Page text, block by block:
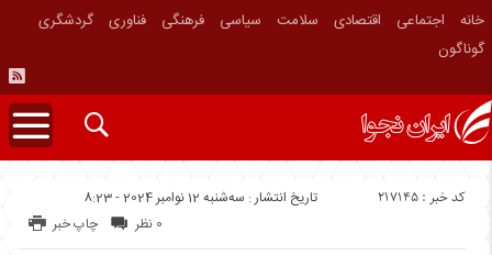
خانه اجتماعی اقتصادی سلامت سیاسی فرهنگی فناوری
گردشگری
گوناگون
تاریخ انتشار : سه‌شنبه 12 نوامبر 2024 - 8:23 کد خبر : 217145
چاپ خبر 0 نظر